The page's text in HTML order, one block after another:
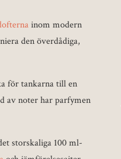
inom modern
den överdådiga,
för tankarna till en
av noter har parfymen
storskaliga 100 ml-